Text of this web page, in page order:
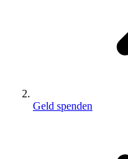
Geld spenden